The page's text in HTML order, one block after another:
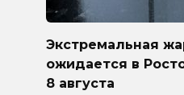
Экстремальная
ожидается в
8 августа